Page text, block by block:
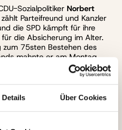
Details Über Cookies
Sozialpolitiker Norbert
Parteifreund und Kanzler
die SPD kämpft für ihre
für die Absicherung im Alter.
zum 75sten Bestehen des
mahnte er am Montag
Neuausrichtung der
Rentenversicherung
die Basisabsicherung"
ausreichen, den
zu sichern, sagte Merz. Er
einen stärkeren Ausbau